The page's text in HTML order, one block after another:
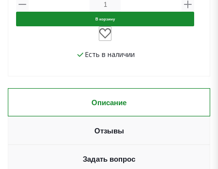
В корзину
Есть в наличии
Описание
Отзывы
Задать вопрос